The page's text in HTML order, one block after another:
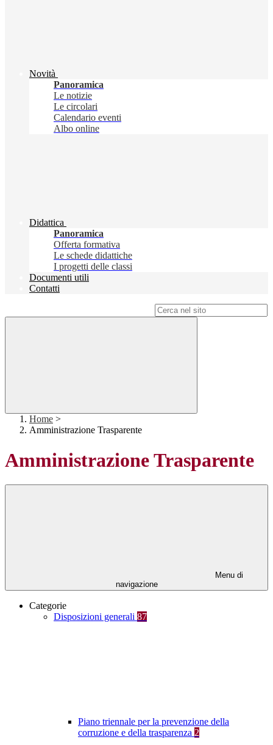
Novità
Panoramica
Le notizie
Le circolari
Calendario eventi
Albo online
Didattica
Panoramica
Offerta formativa
Le schede didattiche
I progetti delle classi
Documenti utili
Contatti
Home >
Amministrazione Trasparente
Amministrazione Trasparente
Menu di
navigazione
Categorie
Disposizioni generali 87
Piano triennale per la prevenzione della
corruzione e della trasparenza 2